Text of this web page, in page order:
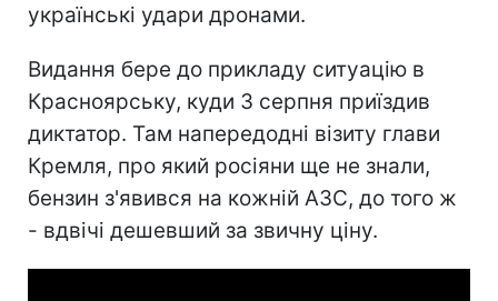
українські удари дронами.
Видання бере до прикладу ситуацію в
Красноярську, куди 3 серпня приїздив
диктатор. Там напередодні візиту глави
Кремля, про який росіяни ще не знали,
бензин з'явився на кожній АЗС, до того ж
- вдвічі дешевший за звичну ціну.